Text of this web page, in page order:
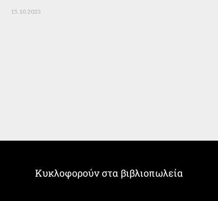
15.10.2023
Κυκλοφορούν στα βιβλιοπωλεία